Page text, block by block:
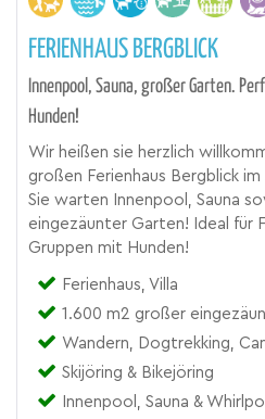
FERIENHAUS BERGBLICK
Innenpool, Sauna, großer Garten.
Hunden!
Wir heißen sie herzlich
großen Ferienhaus Bergblick
Sie warten Innenpool, Sauna
eingezäunter Garten! Ideal für
Gruppen mit Hunden!
Ferienhaus, Villa
1.600 m2 großer
Wandern, Dogtrekking,
Skijöring & Bikejöring
Innenpool, Sauna &